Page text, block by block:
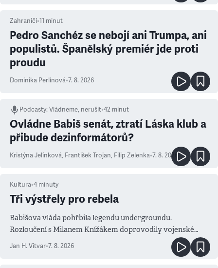
Zahraničí•11 minut
Pedro Sanchéz se nebojí ani Trumpa, ani
populistů. Španělský premiér jde proti
proudu
Dominika Perlínová•7. 8. 2026
Podcasty:Vládneme, nerušit•42 minut
Ovládne Babiš senát, ztratí Láska klub a
přibude dezinformátorů?
Kristýna Jelínková, František Trojan, Filip Zelenka•7. 8. 2026
Kultura•4 minuty
Tři výstřely pro rebela
Babišova vláda pohřbila legendu undergroundu.
Rozloučení s Milanem Knížákem doprovodily vojenské
salvy i kritika pokrokářů
Jan H. Vitvar•7. 8. 2026